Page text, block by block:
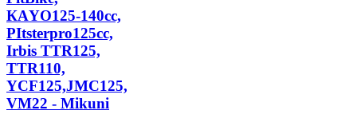
КАYО125-140сс,
РItstеrрrо125сс,
Irbis TTR125,
TTR110,
YCF125,JMC125,
VM22 - Mikuni